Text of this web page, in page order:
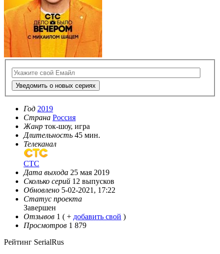
Уведомить о новых сериях
Год 2019
Страна Россия
Жанр ток-шоу, игра
Длительность 45 мин.
Телеканал
СТС
Дата выхода 25 мая 2019
Сколько серий 12 выпусков
Обновлено 5-02-2021, 17:22
Статус проекта
Завершен
Отзывов 1 ( + добавить свой )
Просмотров 1 879
Рейтинг SerialRus